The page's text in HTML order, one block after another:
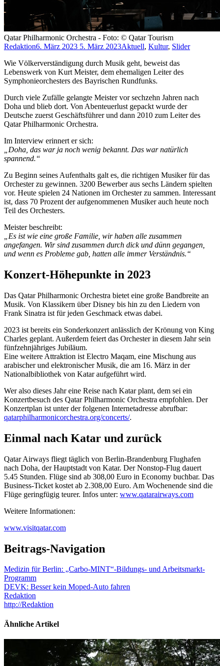
Qatar Philharmonic Orchestra - Foto: © Qatar Tourism
Redaktion6. März 2023 5. März 2023Aktuell, Kultur, Slider
Wie Völkerverständigung durch Musik geht, beweist das
Lebenswerk von Kurt Meister, dem ehemaligen Leiter des
Symphonieorchesters des Bayrischen Rundfunks.
Durch viele Zufälle gelangte Meister vor sechzehn Jahren nach
Doha und blieb dort. Von Abenteuerlust gepackt wurde der
Deutsche zuerst Geschäftsführer und dann 2010 zum Leiter des
Qatar Philharmonic Orchestra.
Im Interview erinnert er sich:
„Doha, das war ja noch wenig bekannt. Das war natürlich
spannend.“
Zu Beginn seines Aufenthalts galt es, die richtigen Musiker für das
Orchester zu gewinnen. 3200 Bewerber aus sechs Ländern spielten
vor. Heute spielen 24 Nationen im Orchester zu sammen. Interessant
ist, dass 70 Prozent der aufgenommenen Musiker auch heute noch
Teil des Orchesters.
Meister beschreibt:
„Es ist wie eine große Familie, wir haben alle zusammen
angefangen. Wir sind zusammen durch dick und dünn gegangen,
und wenn es Probleme gab, hatten alle immer Verständnis.“
Konzert-Höhepunkte in 2023
Das Qatar Philharmonic Orchestra bietet eine große Bandbreite an
Musik. Von Klassikern über Disney bis hin zu den Liedern von
Frank Sinatra ist für jeden Geschmack etwas dabei.
2023 ist bereits ein Sonderkonzert anlässlich der Krönung von King
Charles geplant. Außerdem feiert das Orchester in diesem Jahr sein
fünfzehnjähriges Jubiläum.
Eine weitere Attraktion ist Electro Maqam, eine Mischung aus
arabischer und elektronischer Musik, die am 16. März in der
Nationalbibliothek von Katar aufgeführt wird.
Wer also dieses Jahr eine Reise nach Katar plant, dem sei ein
Konzertbesuch des Qatar Philharmonic Orchestra empfohlen. Der
Konzertplan ist unter der folgenen Internetadresse abrufbar:
qatarphilharmonicorchestra.org/concerts/.
Einmal nach Katar und zurück
Qatar Airways fliegt täglich von Berlin-Brandenburg Flughafen
nach Doha, der Hauptstadt von Katar. Der Nonstop-Flug dauert
5.45 Stunden. Flüge sind ab 308,00 Euro in Economy buchbar. Das
Business-Ticket kostet ab 2.308,00 Euro. Am Wochenende sind die
Flüge geringfügig teurer. Infos unter: www.qatarairways.com
Weitere Informationen:
www.visitqatar.com
Beitrags-Navigation
Medizin für Berlin: „Carbo-MINT“-Bildungs- und Arbeitsmarkt-
Programm
DEVK: Besser kein Moped-Auto fahren
Redaktion
http://Redaktion
Ähnliche Artikel